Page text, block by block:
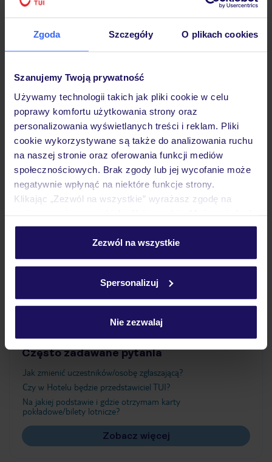
Zgoda Szczegóły O plikach cookies
Szanujemy Twoją prywatność
Używamy technologii takich jak pliki cookie w celu
poprawy komfortu użytkowania strony oraz
personalizowania wyświetlanych treści i reklam. Pliki
cookie wykorzystywane są także do analizowania ruchu
na naszej stronie oraz oferowania funkcji mediów
społecznościowych. Brak zgody lub jej wycofanie może
negatywnie wpłynąć na niektóre funkcje strony.
Klikając „Zezwól na wszystkie” wyrażasz zgodę na
personalizować swój wybór wchodząc w zakładkę
Szczegółowe informacje o plikach cookie znajdziesz
Zezwól na wszystkie
Spersonalizuj
Nie zezwalaj
Hotel
Opinie
Pokoje
Wyżywienie
Atrakcje
Ważne informacje
Często zadawane pytania
Jak zmienić uczestników/osobę zgłaszającą?
Czy w Hotelu będzie przedstawiciel TUI?
Na jakiej podstawie i gdzie otrzymam karty
pokładowe/bilety lotnicze?
Zobacz więcej